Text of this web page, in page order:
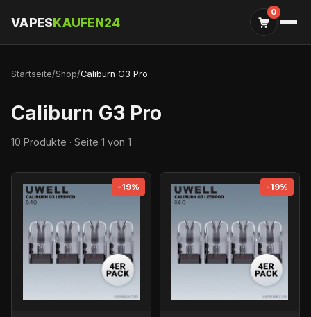
VAPESKAUFEN24
0
Startseite/Shop/Caliburn G3 Pro
Caliburn G3 Pro
10 Produkte · Seite 1 von 1
-19% -19%